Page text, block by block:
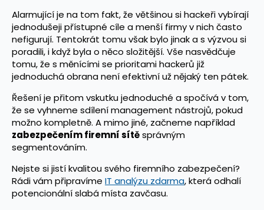
Alarmující je na tom fakt, že většinou si hackeři vybírají
jednodušeji přístupné cíle a menší firmy v nich často
nefigurují. Tentokrát tomu však bylo jinak a s výzvou si
poradili, i když byla o něco složitější. Vše nasvědčuje
tomu, že s měnícími se prioritami hackerů již
jednoduchá obrana není efektivní už nějaký ten pátek.
Řešení je přitom vskutku jednoduché a spočívá v tom,
že se vyhneme sdílení management nástrojů, pokud
možno kompletně. A mimo jiné, začneme například
zabezpečením firemní sítěsprávným
segmentováním.
Nejste si jistí kvalitou svého firemního zabezpečení?
Rádi vám připravíme IT analýzu zdarma, která odhalí
potencionální slabá místa zavčasu.